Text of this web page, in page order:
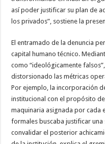
así poder justificar su plan de
los privados”, sostiene la
El entramado de la denuncia
capital humano técnico.
como “ideológicamente
distorsionado las métricas
Por ejemplo, la incorporación
institucional con el propósito
maquinaria asignada por cada
formales buscaba justificar
convalidar el posterior